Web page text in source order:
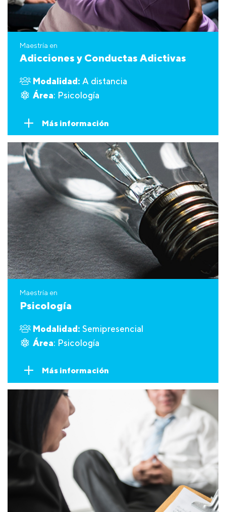
Maestría en
Adicciones y Conductas Adictivas
Modalidad: A distancia
Área: Psicología
Más información
Maestría en
Psicología
Modalidad: Semipresencial
Área: Psicología
Más información